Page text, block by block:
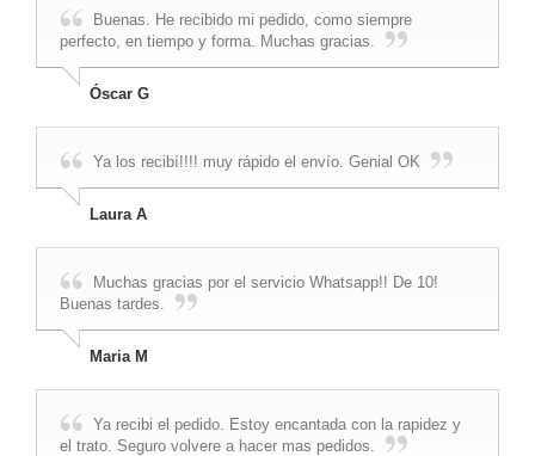
Buenas. He recibido mi pedido, como siempre
perfecto, en tiempo y forma. Muchas gracias.
Óscar G
Ya los recibí!!!! muy rápido el envío. Genial OK
Laura A
Muchas gracias por el servicio Whatsapp!! De 10!
Buenas tardes.
Maria M
Ya recibi el pedido. Estoy encantada con la rapidez y
el trato. Seguro volvere a hacer mas pedidos.